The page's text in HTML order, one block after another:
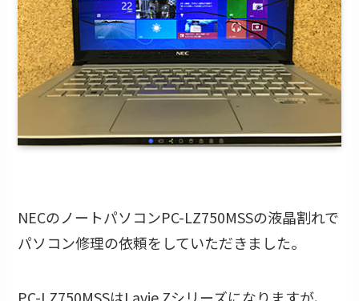
NECのノートパソコンPC-LZ750MSSの液晶割れで
パソコン修理の依頼をしていただきました。
PC-LZ750MSSはLavie Zシリーズになりますが、